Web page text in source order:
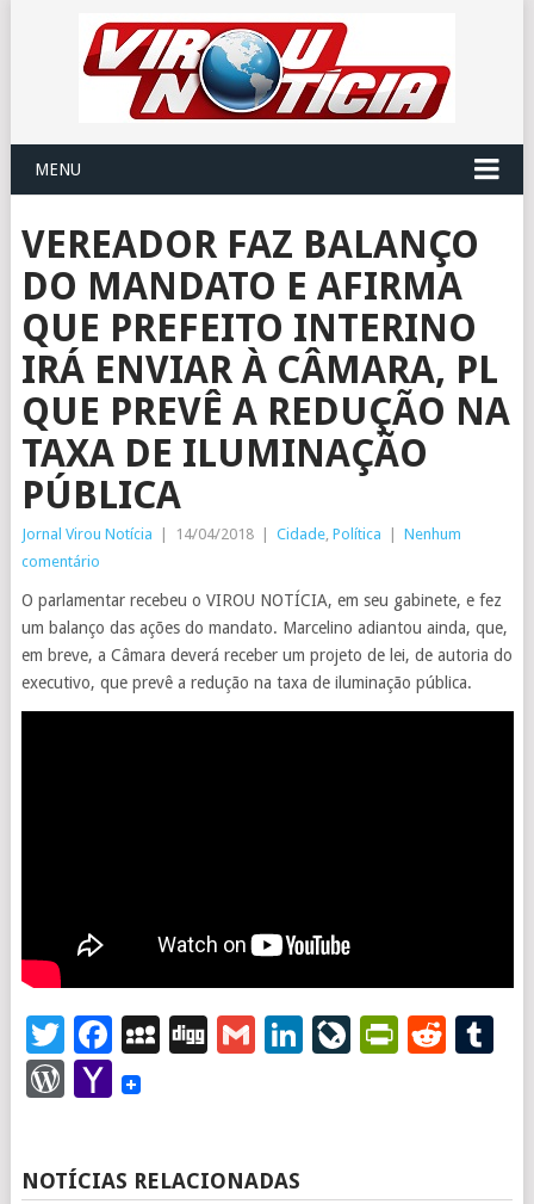
MENU
VEREADOR FAZ BALANÇO
DO MANDATO E AFIRMA
QUE PREFEITO INTERINO
IRÁ ENVIAR À CÂMARA, PL
QUE PREVÊ A REDUÇÃO NA
TAXA DE ILUMINAÇÃO
PÚBLICA
Jornal Virou Notícia 14/04/2018 Cidade, Política
Nenhum
comentário
O parlamentar recebeu o VIROU NOTÍCIA, em seu gabinete, e fez
um balanço das ações do mandato. Marcelino adiantou ainda, que,
em breve, a Câmara deverá receber um projeto de lei, de autoria do
executivo, que prevê a redução na taxa de iluminação pública.
Twitter
Facebook
MySpace
DiggGmailLinkedIn
WordPress
Yahoo
NOTÍCIAS RELACIONADAS